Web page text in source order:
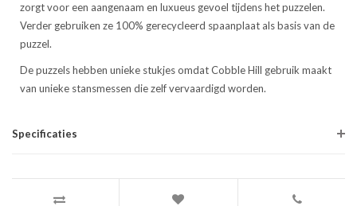
zorgt voor een aangenaam en luxueus gevoel tijdens het puzzelen.
Verder gebruiken ze 100% gerecycleerd spaanplaat als basis van de
puzzel.
De puzzels hebben unieke stukjes omdat Cobble Hill gebruik maakt
van unieke stansmessen die zelf vervaardigd worden.
Specificaties